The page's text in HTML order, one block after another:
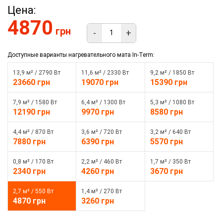
Цена:
4870 грн - +
Доступные варианты нагревательного мата In-Term:
13,9 м² / 2790 Вт
23660 грн
11,6 м² / 2330 Вт
19070 грн
9,2 м² / 1850 Вт
15390 грн
7,9 м² / 1580 Вт
12190 грн
6,4 м² / 1300 Вт
9970 грн
5,3 м² / 1080 Вт
8580 грн
4,4 м² / 870 Вт
7880 грн
3,6 м² / 720 Вт
6390 грн
3,2 м² / 640 Вт
5570 грн
0,8 м² / 170 Вт
2340 грн
2,2 м² / 460 Вт
4260 грн
1,7 м² / 350 Вт
3670 грн
2,7 м² / 550 Вт
4870 грн
1,4 м² / 270 Вт
3260 грн